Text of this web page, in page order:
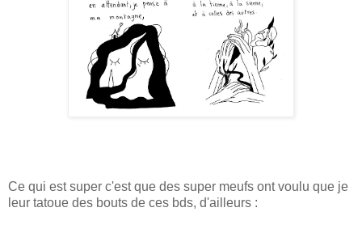
Ce qui est super c'est que des super meufs ont voulu que je
leur tatoue des bouts de ces bds, d'ailleurs :